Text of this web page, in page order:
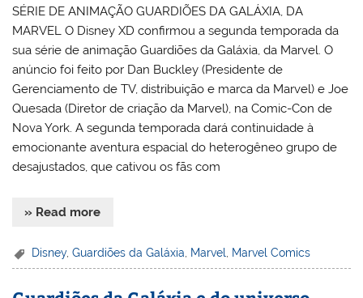
SÉRIE DE ANIMAÇÃO GUARDIÕES DA GALÁXIA, DA
MARVEL O Disney XD confirmou a segunda temporada da
sua série de animação Guardiões da Galáxia, da Marvel. O
anúncio foi feito por Dan Buckley (Presidente de
Gerenciamento de TV, distribuição e marca da Marvel) e Joe
Quesada (Diretor de criação da Marvel), na Comic-Con de
Nova York. A segunda temporada dará continuidade à
emocionante aventura espacial do heterogêneo grupo de
desajustados, que cativou os fãs com
» Read more
Disney,Guardiões da Galáxia Marvel Marvel Comics